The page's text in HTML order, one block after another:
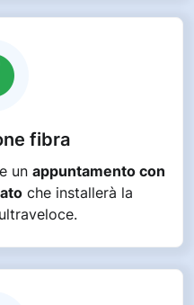
fibra
un appuntamento con
che installerà la